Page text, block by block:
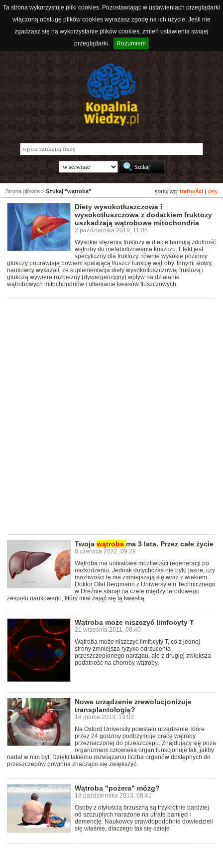
Ta strona wykorzystuje pliki cookies. Pozostawiając w ustawieniach przeglądarki
włączoną obsługę plików cookies wyrażasz zgodę na ich użycie. Jeśli nie
zgadzasz się na wykorzystanie plików cookies, zmień ustawienia swojej
przeglądarki.
Rozumiem
sortuj wg: trafności daty
Strona główna > Szukaj "wątroba"
Diety wysokotłuszczowa i
wysokotłuszczowa z dodatkiem fruktozy
uszkadzają wątrobowe mitochondria
2 października 2019, 11:05
Wysokie stężenia fruktozy w diecie hamują zdolność
wątroby do metabolizowania tłuszczu. Efekt jest
specyficzny dla fruktozy; równie wysokie poziomy
glukozy poprawiają bowiem spalającą tłuszcz funkcję wątroby. Innymi słowy,
naukowcy wykazali, że suplementacja diety wysokotłuszczowej fruktozą i
glukozą wywiera rozbieżny (dywergencyjny) wpływ na działanie
wątrobowych mitochondriów i utlenianie kwasów tłuszczowych.
Twoja wątroba ma 3 lata. Przez całe życie
8 czerwca 2022, 09:29
Wątroba ma unikatowe możliwości regeneracji po
uszkodzeniu. Jednak dotychczas nie było jasne, czy
możliwości te nie zmniejszają się wraz z wiekiem.
Doktor Olaf Bergmann z Uniwersytetu Technicznego
w Dreźnie stanął na czele międzynarodowego
zespołu naukowego, który miał zająć się tą kwestią
Wątroba może niszczyć limfocyty T
21 września 2011, 08:40
Wątroba może niszczyć limfocyty T, co z jednej
strony zmniejsza ryzyko odrzucenia
przeszczepionego narządu, ale z drugiej zwiększa
podatność na choroby wątroby.
Nowe urządzenie zrewolucjonizuje
transplantologię?
18 marca 2013, 13:02
Na Oxford University powstało urządzenie, które
przez 24 godziny podtrzymuje pracę wątroby
przeznaczonej do przeszczepu. Znajdujący się poza
organizmem człowieka organ funkcjonuje tak, jakby
nadal w nim był. Dzięki takiemu rozwiązaniu liczba organów dostępnych do
przeszczepów powinna znacząco się zwiększyć.
Wątroba "pożera" mózg?
18 października 2013, 08:41
Osoby z otyłością brzuszną są trzykrotnie bardziej
od szczupłych narażone na utratę pamięci i
demencję. Naukowcy prawdopodobnie dowiedzieli
się właśnie, dlaczego tak się dzieje